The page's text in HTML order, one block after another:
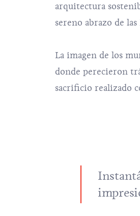
arquitectura
sereno abrazo de
La imagen de los
donde perecieron
sacrificio realizado